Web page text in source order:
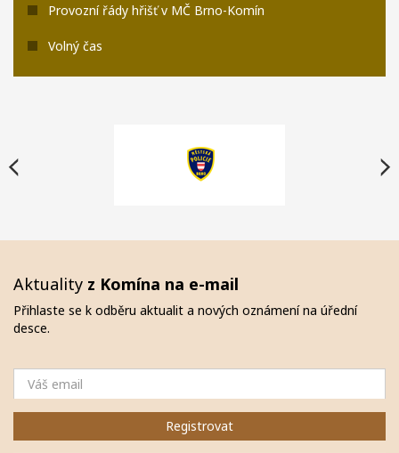
Provozní řády hřišť v MČ Brno-Komín
Volný čas
Aktuality z Komína na e-mail
Přihlaste se k odběru aktualit a nových oznámení na úřední
desce.
Registrovat